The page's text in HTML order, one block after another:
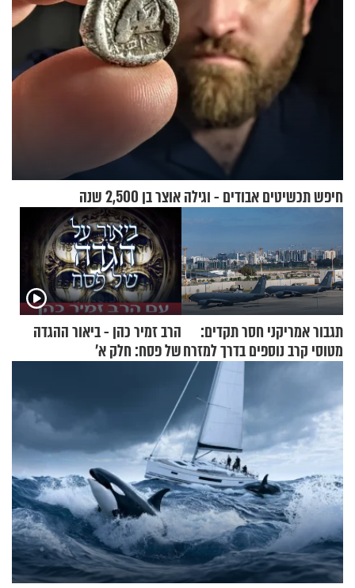
חיפש תכשיטים אבודים - וגילה אוצר בן 2,500 שנה
תגבור אמריקני חסר תקדים:
מטוסי קרב נוספים בדרך למזרח
הרב זמיר כהן - ביאור ההגדה
של פסח: חלק א’